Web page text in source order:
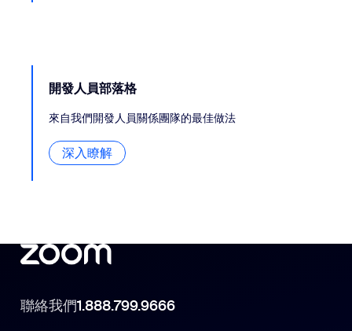
開發人員部落格
來自我們開發人員關係團隊的最佳做法
深入瞭解
聯絡我們1.888.799.9666